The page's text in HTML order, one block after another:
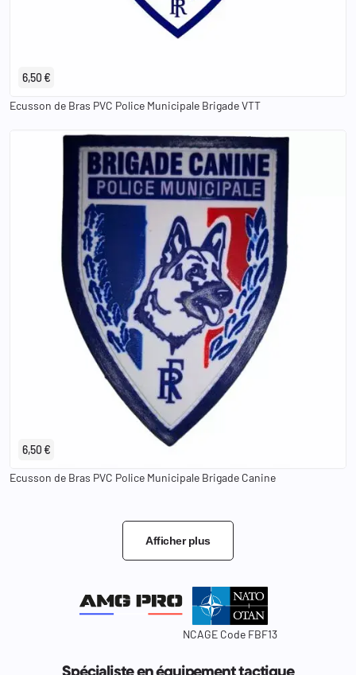
6,50 €
Ecusson de Bras PVC Police Municipale Brigade VTT
6,50 €
Ecusson de Bras PVC Police Municipale Brigade Canine
Afficher plus
NCAGE Code FBF13